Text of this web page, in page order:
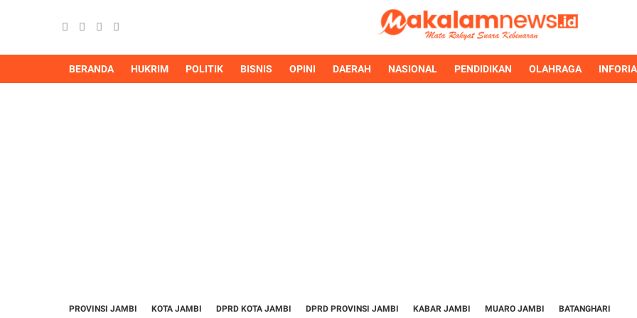
BERANDA HUKRIM POLITIK BISNIS OPINI DAERAH NASIONAL PENDIDIKAN OLAHRAGA
PROVINSI JAMBI KOTA JAMBI DPRD KOTA JAMBI DPRD PROVINSI JAMBI KABAR JAMBI MUARO JAMBI BATANGHARI